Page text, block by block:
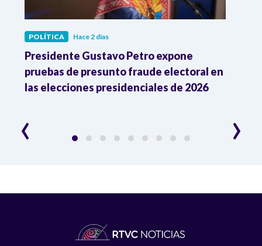
POLÍTICA Hace 2 días
Presidente Gustavo Petro expone
pruebas de presunto fraude electoral en
las elecciones presidenciales de 2026
‹ ›